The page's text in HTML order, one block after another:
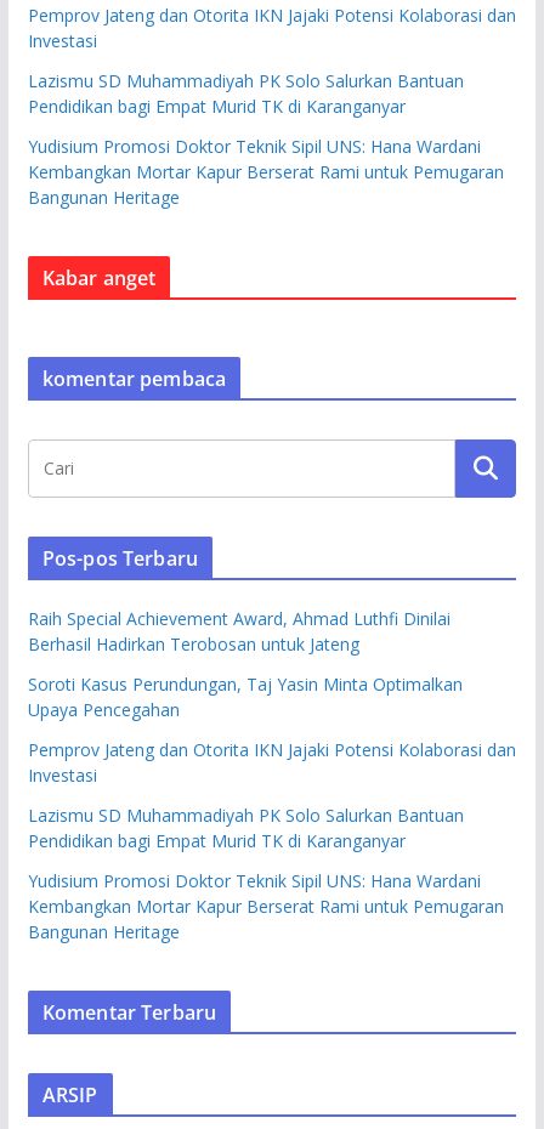
Pemprov Jateng dan Otorita IKN Jajaki Potensi Kolaborasi dan
Investasi
Lazismu SD Muhammadiyah PK Solo Salurkan Bantuan
Pendidikan bagi Empat Murid TK di Karanganyar
Yudisium Promosi Doktor Teknik Sipil UNS: Hana Wardani
Kembangkan Mortar Kapur Berserat Rami untuk Pemugaran
Bangunan Heritage
Kabar anget
komentar pembaca
Pos-pos Terbaru
Raih Special Achievement Award, Ahmad Luthfi Dinilai
Berhasil Hadirkan Terobosan untuk Jateng
Soroti Kasus Perundungan, Taj Yasin Minta Optimalkan
Upaya Pencegahan
Pemprov Jateng dan Otorita IKN Jajaki Potensi Kolaborasi dan
Investasi
Lazismu SD Muhammadiyah PK Solo Salurkan Bantuan
Pendidikan bagi Empat Murid TK di Karanganyar
Yudisium Promosi Doktor Teknik Sipil UNS: Hana Wardani
Kembangkan Mortar Kapur Berserat Rami untuk Pemugaran
Bangunan Heritage
Komentar Terbaru
ARSIP